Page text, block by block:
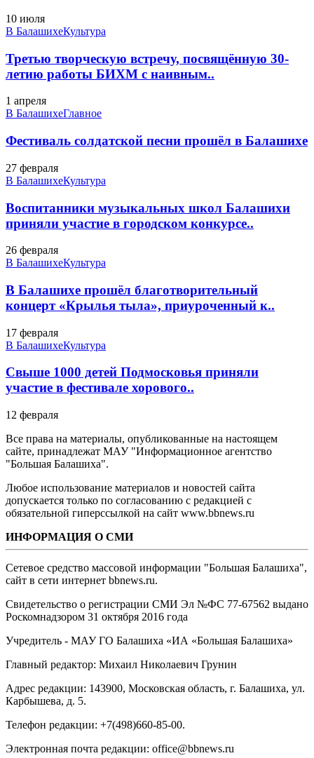
10 июля
В БалашихеКультура
Третью творческую встречу, посвящённую 30-
летию работы БИХМ с наивным..
1 апреля
В БалашихеГлавное
Фестиваль солдатской песни прошёл в Балашихе
27 февраля
В БалашихеКультура
Воспитанники музыкальных школ Балашихи
приняли участие в городском конкурсе..
26 февраля
В БалашихеКультура
В Балашихе прошёл благотворительный
концерт «Крылья тыла», приуроченный к..
17 февраля
В БалашихеКультура
Свыше 1000 детей Подмосковья приняли
участие в фестивале хорового..
12 февраля
Все права на материалы, опубликованные на настоящем
сайте, принадлежат МАУ "Информационное агентство
"Большая Балашиха".
Любое использование материалов и новостей сайта
допускается только по согласованию с редакцией с
обязательной гиперссылкой на сайт www.bbnews.ru
ИНФОРМАЦИЯ О СМИ
Сетевое средство массовой информации "Большая Балашиха",
сайт в сети интернет bbnews.ru.
Свидетельство о регистрации СМИ Эл №ФС ‎77-67562 выдано
Роскомнадзором 31 октября 2016 года
Учредитель - МАУ ГО Балашиха «ИА «Большая Балашиха»
Главный редактор: Михаил Николаевич Грунин
Адрес редакции: 143900, Московская область, г. Балашиха, ул.
Карбышева, д. 5.
Телефон редакции: +7(498)660-85-00.
Электронная почта редакции: office@bbnews.ru